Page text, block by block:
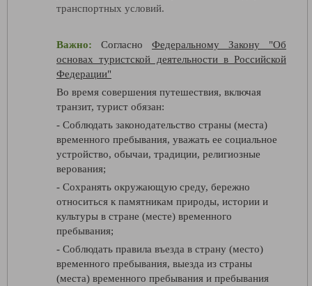
транспортных условий.
Важно: Согласно Федеральному Закону "Об
основах туристской деятельности в Российской
Федерации"
Во время совершения путешествия, включая
транзит, турист обязан:
- Соблюдать законодательство страны (места)
временного пребывания, уважать ее социальное
устройство, обычаи, традиции, религиозные
верования;
- Сохранять окружающую среду, бережно
относиться к памятникам природы, истории и
культуры в стране (месте) временного
пребывания;
- Соблюдать правила въезда в страну (место)
временного пребывания, выезда из страны
(места) временного пребывания и пребывания